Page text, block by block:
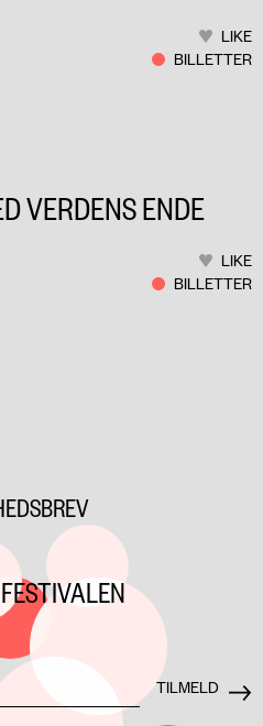
LIKE
BILLETTER
VERDENS ENDE
LIKE
BILLETTER